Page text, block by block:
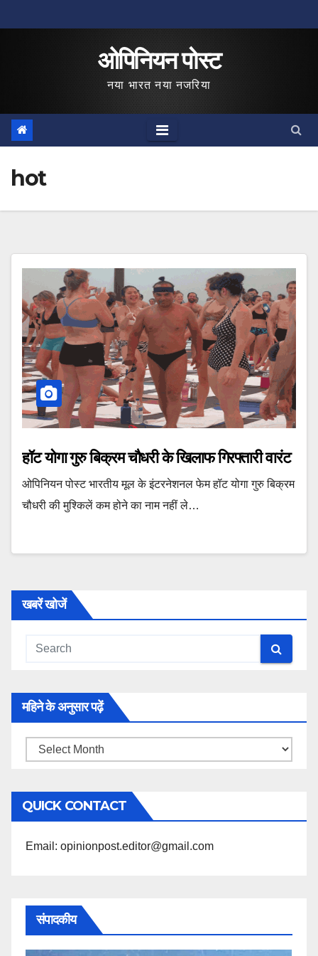
to
ओपिनियन पोस्ट
नया भारत नया नजरिया
hot
हॉट योगा गुरु बिक्रम चौधरी के खिलाफ गिरफ्तारी वारंट
ओपिनियन पोस्ट भारतीय मूल के इंटरनेशनल फेम हॉट योगा गुरु बिक्रम
चौधरी की मुश्किलें कम होने का नाम नहीं ले…
खबरें खोजें
महिने के अनुसार पढ़ें
महिने
अनुसार
पढ़ें
QUICK CONTACT
Email: opinionpost.editor@gmail.com
संपादकीय